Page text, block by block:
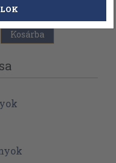
Kosárba